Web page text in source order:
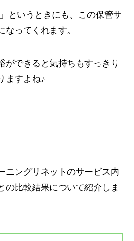
というときにも、この保管サ
なってくれます。
ができると気持ちもすっきり
ますよね♪
ニングリネットのサービス内
の比較結果について紹介しま